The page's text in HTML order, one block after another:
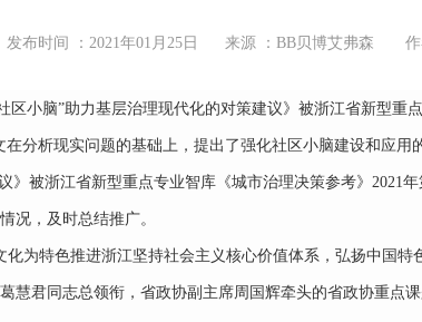
发布时间 ：2021年01月25日 来源 ：BB贝博艾弗森
区小脑”助力基层治理现代化的对策建议》被浙江省新型重
分析现实问题的基础上，提出了强化社区小脑建设和应
》被浙江省新型重点专业智库《城市治理决策参考》2021
况，及时总结推广。
化为特色推进浙江坚持社会主义核心价值体系，弘扬中国
慧君同志总领衔，省政协副主席周国辉牵头的省政协重点